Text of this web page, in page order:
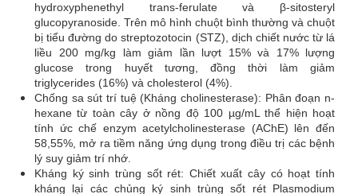
hydroxyphenethyl trans-ferulate và β-sitosteryl
glucopyranoside. Trên mô hình chuột bình thường và chuột
bị tiểu đường do streptozotocin (STZ), dịch chiết nước từ lá
liều 200 mg/kg làm giảm lần lượt 15% và 17% lượng
glucose trong huyết tương, đồng thời làm giảm
triglycerides (16%) và cholesterol (4%).
Chống sa sút trí tuệ (Kháng cholinesterase): Phân đoạn n-
hexane từ toàn cây ở nồng độ 100 µg/mL thể hiện hoạt
tính ức chế enzym acetylcholinesterase (AChE) lên đến
58,55%, mở ra tiềm năng ứng dụng trong điều trị các bệnh
lý suy giảm trí nhớ.
Kháng ký sinh trùng sốt rét: Chiết xuất cây có hoạt tính
kháng lại các chủng ký sinh trùng sốt rét Plasmodium